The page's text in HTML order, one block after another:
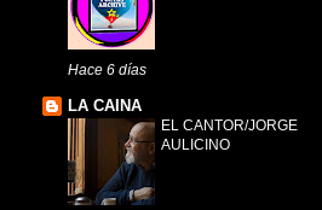
Hace 6 días
LA CAINA
EL CANTOR/JORGE
AULICINO